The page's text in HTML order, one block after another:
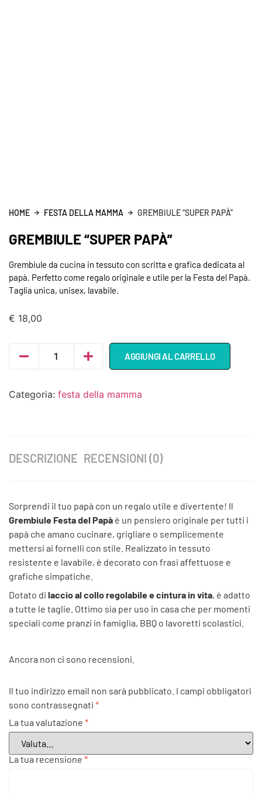
HOME FESTA DELLA MAMMA GREMBIULE “SUPER PAPÀ”
GREMBIULE “SUPER PAPÀ”
Grembiule da cucina in tessuto con scritta e grafica dedicata al
papà. Perfetto come regalo originale e utile per la Festa del Papà.
Taglia unica, unisex, lavabile.
€ 18,00
AGGIUNGI AL CARRELLO
Categoria: festa della mamma
DESCRIZIONE RECENSIONI (0)
Sorprendi il tuo papà con un regalo utile e divertente! Il
Grembiule Festa del Papà è un pensiero originale per tutti i
papà che amano cucinare, grigliare o semplicemente
mettersi ai fornelli con stile. Realizzato in tessuto
resistente e lavabile, è decorato con frasi affettuose e
grafiche simpatiche.
Dotato di laccio al collo regolabile e cintura in vita, è adatto
a tutte le taglie. Ottimo sia per uso in casa che per momenti
speciali come pranzi in famiglia, BBQ o lavoretti scolastici.
Ancora non ci sono recensioni.
Il tuo indirizzo email non sarà pubblicato. I campi obbligatori
sono contrassegnati *
La tua valutazione *
La tua recensione *